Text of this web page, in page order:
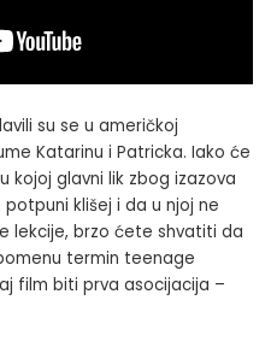
su se u američkoj
Katarinu i Patricka. Iako će
kojoj glavni lik zbog izazova
klišej i da u njoj ne
lekcije, brzo ćete shvatiti da
termin teenage
film biti prva asocijacija –